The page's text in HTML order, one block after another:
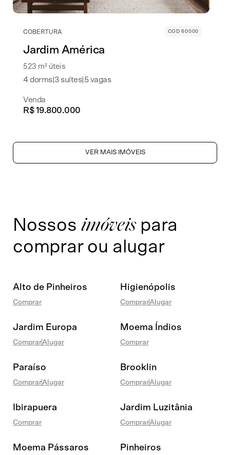
COD 60000
COBERTURA
Jardim América
523 m² úteis
4 dorms| 3 suítes| 5 vagas
Venda
R$ 19.800.000
VER MAIS IMÓVEIS
Nossos imóveispara
comprar ou alugar
Alto de Pinheiros
Comprar
Higienópolis
ComprarAlugar
Jardim Europa
ComprarAlugar
Moema Índios
Comprar
Paraíso
ComprarAlugar
Brooklin
ComprarAlugar
Ibirapuera
Comprar
Jardim Luzitânia
ComprarAlugar
Moema Pássaros Pinheiros